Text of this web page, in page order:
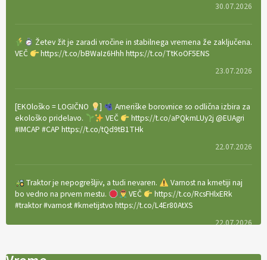
30.07.2026
Žetev žit je zaradi vročine in stabilnega vremena že zaključena.
VEČ
https://t.co/bBWaIz6Hhh https://t.co/TtKoOF5ENS
23.07.2026
[EKOloško = LOGIČNO ]
Ameriške borovnice so odlična izbira za
ekološko pridelavo.
VEČ
https://t.co/aPQkmLUy2j @EUAgri
#IMCAP #CAP https://t.co/tQd9tB1THk
22.07.2026
Traktor je nepogrešljiv, a tudi nevaren.
Varnost na kmetiji naj
bo vedno na prvem mestu.
VEČ
https://t.co/RcsFHlxERk
#traktor #varnost #kmetijstvo https://t.co/L4Er80AtXS
22.07.2026